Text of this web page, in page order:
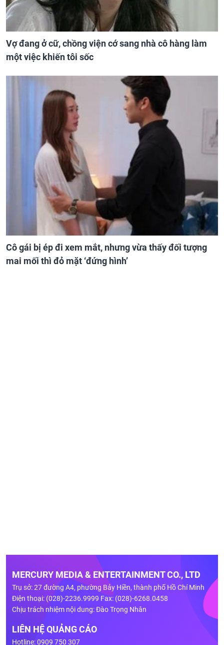
Vợ đang ở cữ, chồng viện cớ sang nhà cô hàng làm
một việc khiến tôi sốc
Cô gái bị ép đi xem mắt, nhưng vừa thấy đối tượng
mai mối thì đỏ mặt ‘đứng hình’
MERCURY MEDIA & ENTERTAINMENT CO., LTD
Trụ sở: 27 đường A4, phường Bảy Hiền, thành phố Hồ Chí Minh
Điện thoại: (028)-2236.9999 Fax: (028)-6268.0458
Chịu trách nhiệm nội dung: Đào Trọng Nhân
LIÊN HỆ QUẢNG CÁO
Hotline: 0909 750 307